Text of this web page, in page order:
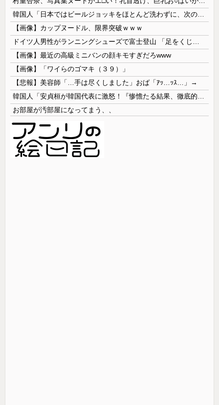
【画像】カップヌードル、限界突破ｗｗｗ
【画像】最近の高級ミニバンの顔キモすぎだろwww
【画像】「ワイらのゴマキ（３９）」
【悲報】美容師「…手は尽くしました」おば「ｱｯ…ｯｽ…」→
お部屋が汚部屋になってまう、、